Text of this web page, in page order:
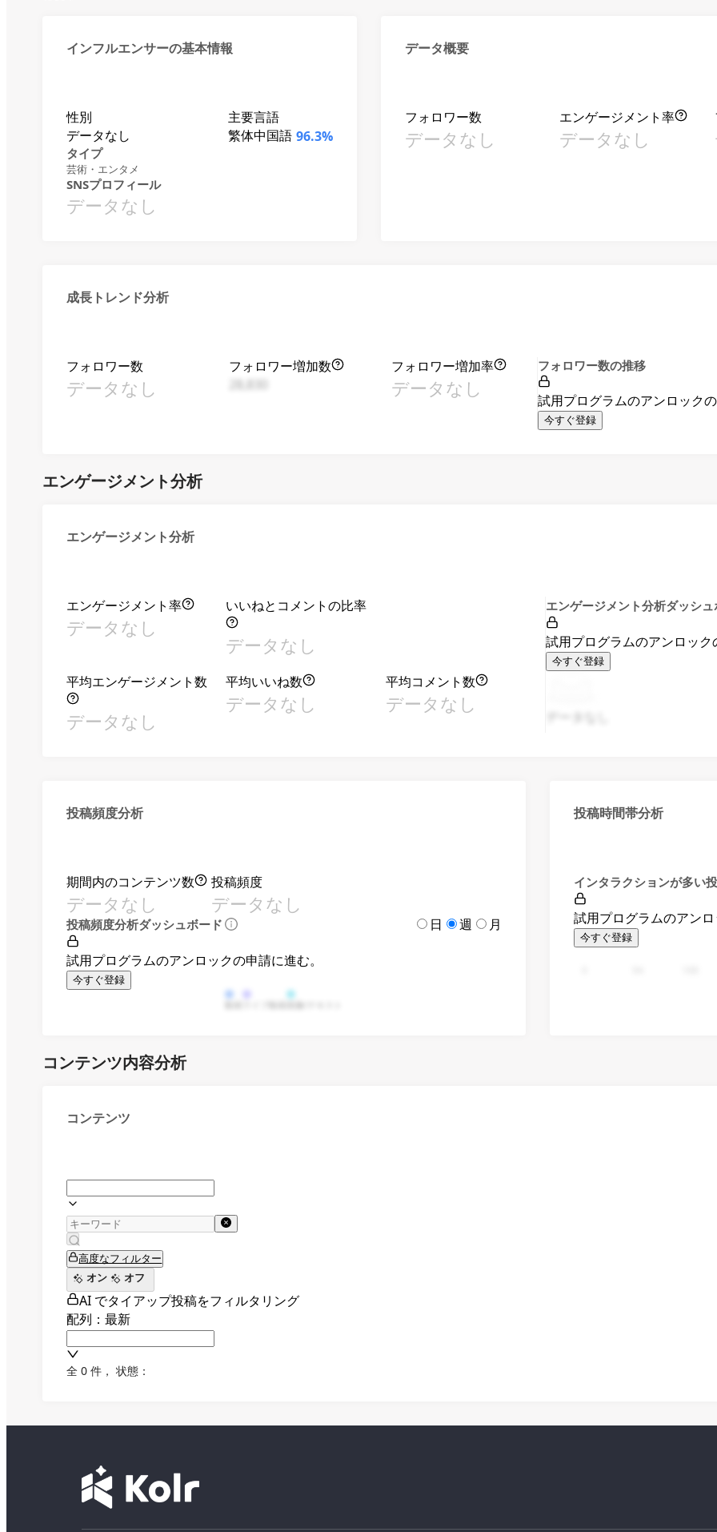
インフルエンサーの基本情報
性別
データなし
主要言語
繁体中国語 96.3%
タイプ
芸術・エンタメ
SNSプロフィール
データなし
データ概要
フォロワー数
データなし
エンゲージメント率
データなし
成長トレンド分析
フォロワー数
データなし
フォロワー増加数
フォロワー増加率
データなし
フォロワー数の推移
試用プログラムのアンロックの
今すぐ登録
エンゲージメント分析
エンゲージメント分析
エンゲージメント率
データなし
いいねとコメントの比率
データなし
平均エンゲージメント数
データなし
平均いいね数
データなし
平均コメント数
データなし
エンゲージメント分析ダッシュ
試用プログラムのアンロック
今すぐ登録
投稿頻度分析
期間内のコンテンツ数
データなし
投稿頻度
データなし
投稿頻度分析ダッシュボード 日 週 月
試用プログラムのアンロックの申請に進む。
今すぐ登録
投稿時間帯分析
インタラクションが多い
試用プログラムのアンロ
今すぐ登録
コンテンツ内容分析
コンテンツ
高度なフィルター
オン
オフ
AI でタイアップ投稿をフィルタリング
配列：最新
全 0 件 ， 状態：